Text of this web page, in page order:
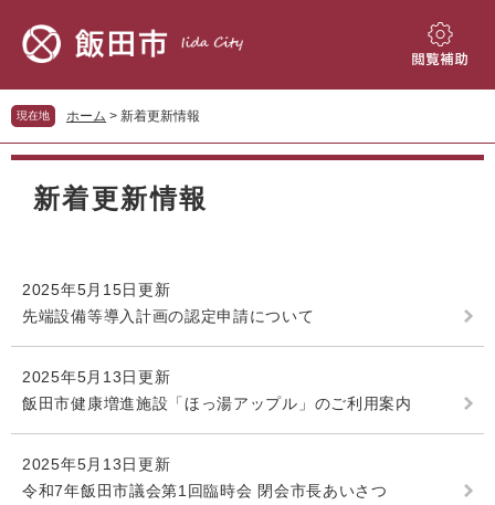
先
頭
を
飛
閲
現在地 ホーム > 新着更新情報
本
新着更新情報
2025年5月15日更新
先端設備等導入計画の認定申請について
2025年5月13日更新
飯田市健康増進施設「ほっ湯アップル」のご利用案内
2025年5月13日更新
令和7年飯田市議会第1回臨時会 閉会市長あいさつ